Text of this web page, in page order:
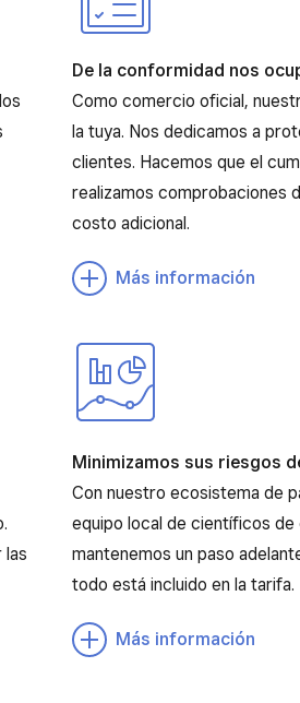
De la conformidad nos
Como comercio oficial,
la tuya. Nos dedicamos a
clientes. Hacemos que el
realizamos comprobaciones
costo adicional.
Más información
las
Minimizamos sus riesgos
Con nuestro ecosistema de
equipo local de científicos
mantenemos un paso
todo está incluido en la tarifa.
Más información